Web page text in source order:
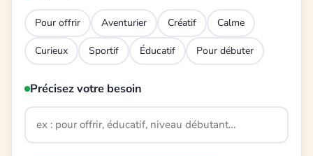
Pour offrir Aventurier Créatif Calme
Curieux Sportif Éducatif Pour débuter
Précisez votre besoin